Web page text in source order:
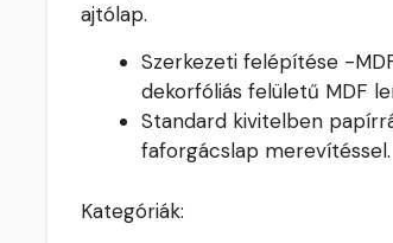
ajtólap.
Szerkezeti felépítése -
dekorfóliás felületű MDF
Standard kivitelben
faforgácslap merevítéssel.
Kategóriák: